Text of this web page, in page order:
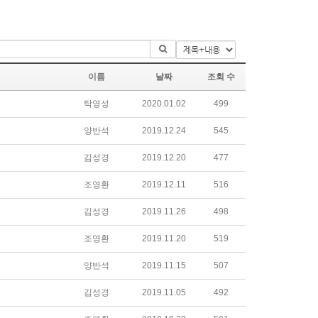
이름 날짜 조회 수
탁영성 2020.01.02 499
양반석 2019.12.24 545
김성경 2019.12.20 477
조영환 2019.12.11 516
김성경 2019.11.26 498
조영환 2019.11.20 519
양반석 2019.11.15 507
김성경 2019.11.05 492